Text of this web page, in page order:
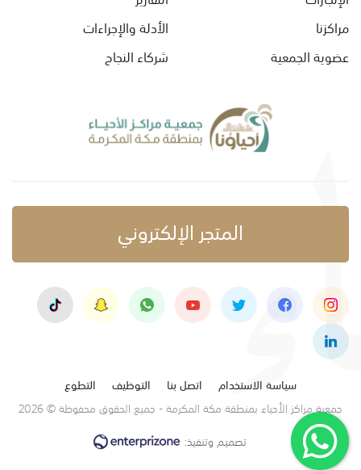
مراكزنا
عضوية الجمعية
الأدلة والإجراءات
شركاء النجاح
المتجر الإلكتروني
سياسة الاستخدام اتصل بنا التوظيف
التطوع
جمعية مراكز الأحياء بمنطقة مكة المكرمة - جميع الحقوق محفوظة © 2026
تصميم وتنفيذ: